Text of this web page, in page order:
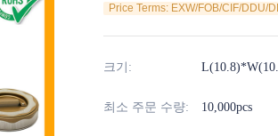
Price Terms: EXW/FOB/CIF/DDU/
크기 :
최소 주문 수량: 10,000pcs